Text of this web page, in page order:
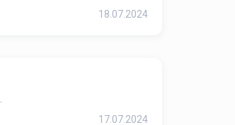
18.07.2024
17.07.2024